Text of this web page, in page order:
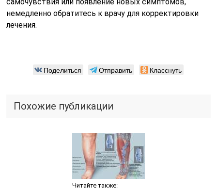
самочувствия или появление новых симптомов,
немедленно обратитесь к врачу для корректировки
лечения.
Поделиться Отправить Класснуть
Похожие публикации
Читайте также: